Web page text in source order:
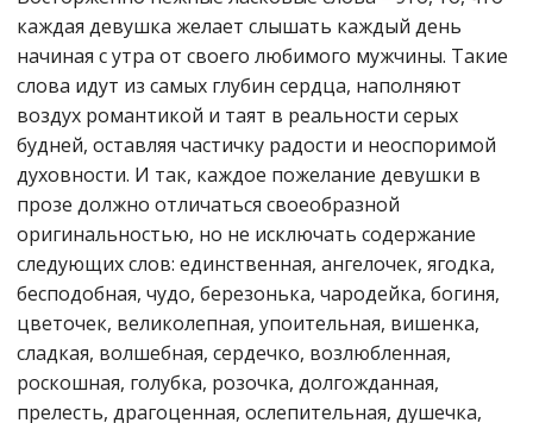
каждая девушка желает слышать каждый день
начиная с утра от своего любимого мужчины. Такие
слова идут из самых глубин сердца, наполняют
воздух романтикой и таят в реальности серых
будней, оставляя частичку радости и неоспоримой
духовности. И так, каждое пожелание девушки в
прозе должно отличаться своеобразной
оригинальностью, но не исключать содержание
следующих слов: единственная, ангелочек, ягодка,
бесподобная, чудо, березонька, чародейка, богиня,
цветочек, великолепная, упоительная, вишенка,
сладкая, волшебная, сердечко, возлюбленная,
роскошная, голубка, розочка, долгожданная,
прелесть, драгоценная, ослепительная, душечка,